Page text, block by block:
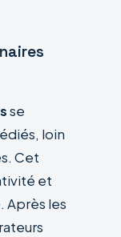
se
loin
Cet
et
Après les